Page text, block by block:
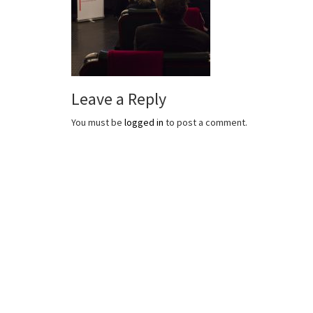
Leave a Reply
You must be logged in to post a comment.